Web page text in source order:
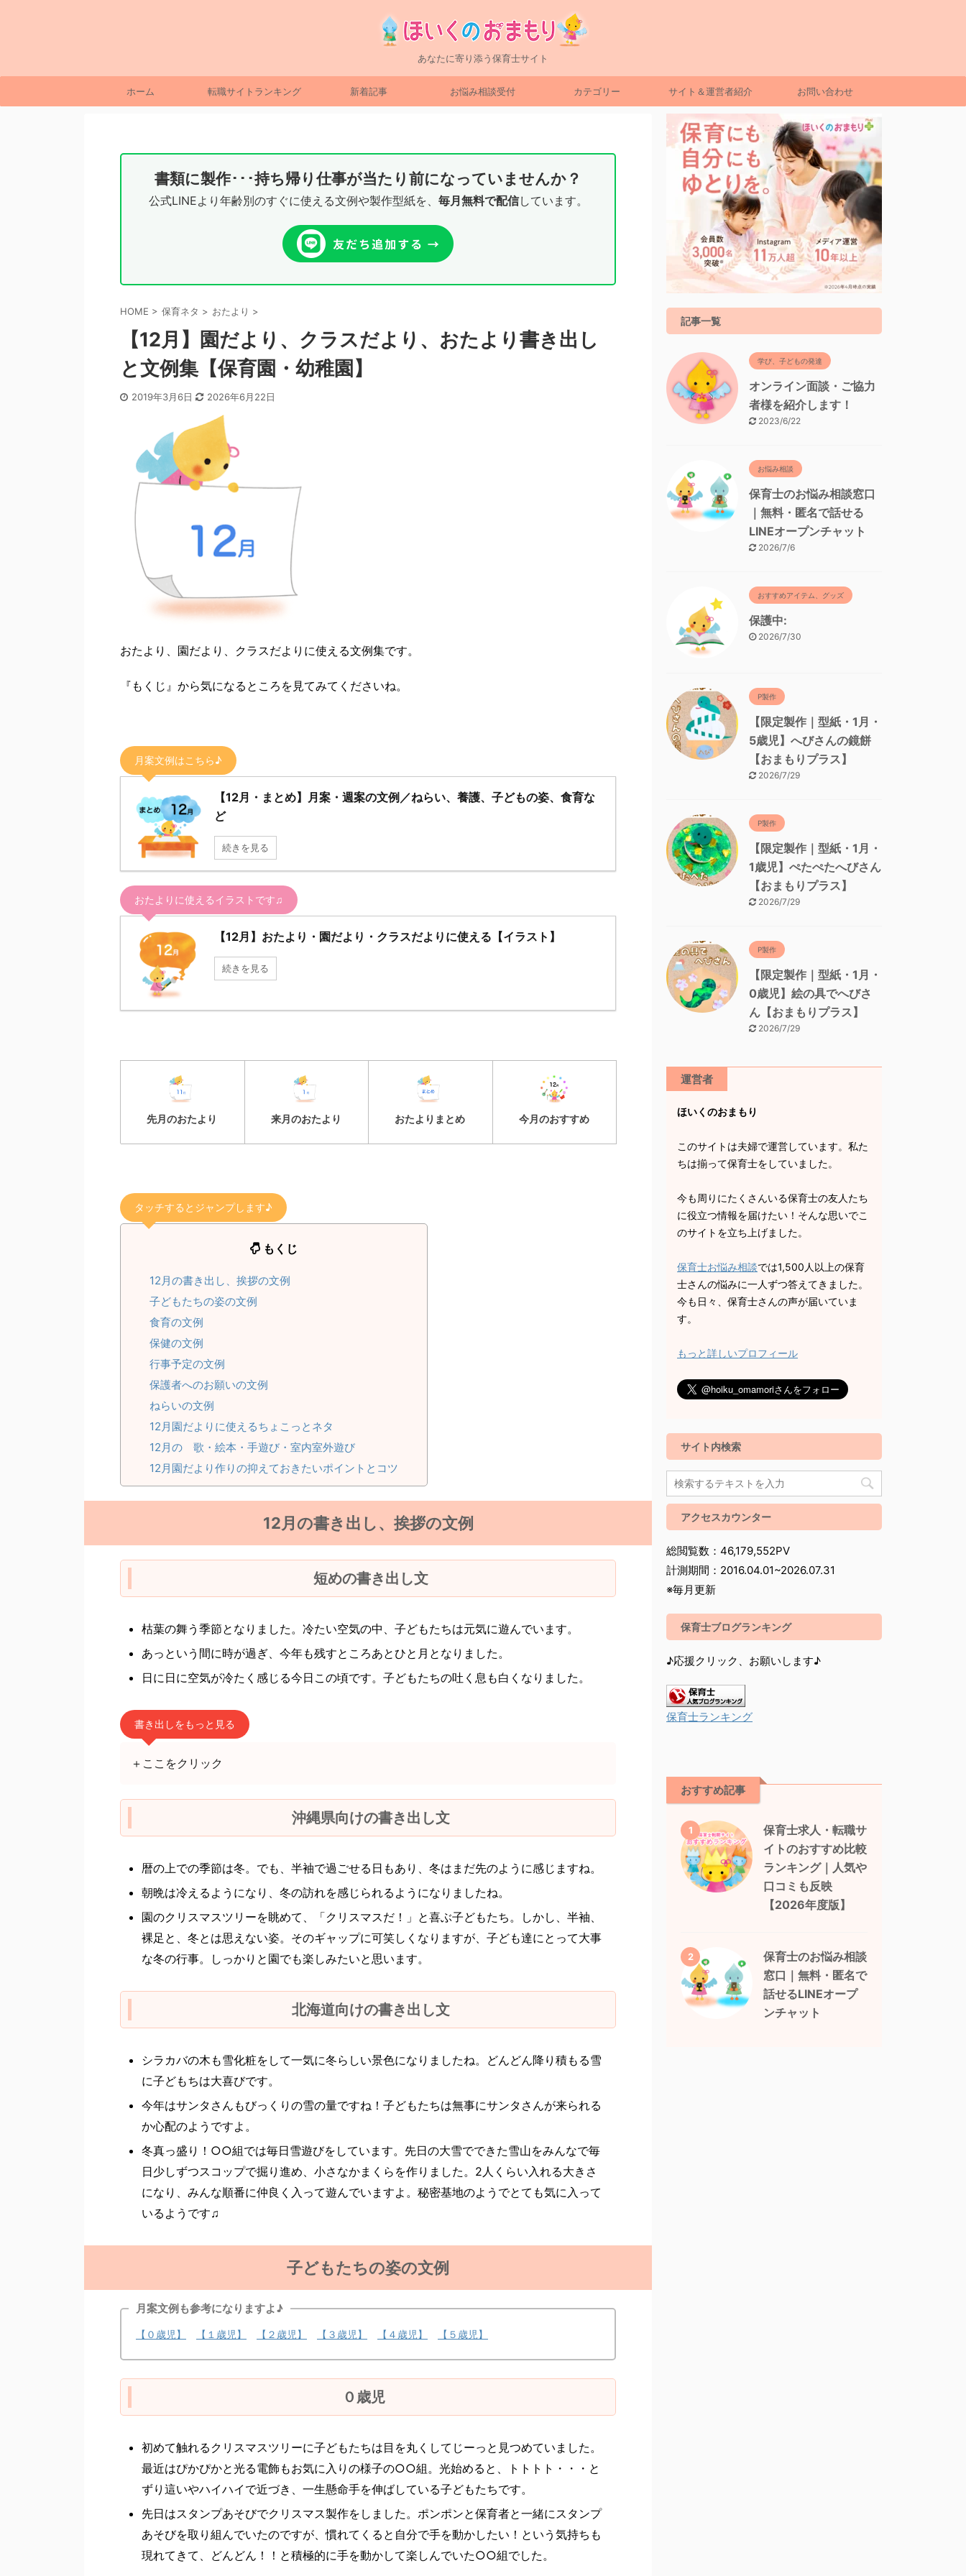
あなたに寄り添う保育士サイト
ホーム 転職サイトランキング 新着記事 お悩み相談受付 カテゴリー サイト＆運営者紹介 お問い合わせ
書類に製作･･･持ち帰り仕事が当たり前になっていませんか？
公式LINEより年齢別のすぐに使える文例や製作型紙を、 毎月無料で配信しています。
HOME > 保育ネタ > おたより >
【12月】園だより、クラスだより、おたより書き出し
と文例集【保育園・幼稚園】
2019年3月6日 2026年6月22日
おたより、園だより、クラスだよりに使える文例集です。
『もくじ』から気になるところを見てみてくださいね。
月案文例はこちら♪
【12月・まとめ】月案・週案の文例／ねらい、養護、子どもの姿、食育な
ど
続きを見る
おたよりに使えるイラストです♫
【12月】おたより・園だより・クラスだよりに使える【イラスト】
続きを見る
先月のおたより 来月のおたより おたよりまとめ 今月のおすすめ
タッチするとジャンプします♪
もくじ
12月の書き出し、挨拶の文例
子どもたちの姿の文例
食育の文例
保健の文例
行事予定の文例
保護者へのお願いの文例
ねらいの文例
12月園だよりに使えるちょこっとネタ
12月の 歌・絵本・手遊び・室内室外遊び
12月園だより作りの抑えておきたいポイントとコツ
12月の書き出し、挨拶の文例
短めの書き出し文
枯葉の舞う季節となりました。冷たい空気の中、子どもたちは元気に遊んでいます。
あっという間に時が過ぎ、今年も残すところあとひと月となりました。
日に日に空気が冷たく感じる今日この頃です。子どもたちの吐く息も白くなりました。
書き出しをもっと見る
＋ここをクリック
沖縄県向けの書き出し文
暦の上での季節は冬。でも、半袖で過ごせる日もあり、冬はまだ先のように感じますね。
朝晩は冷えるようになり、冬の訪れを感じられるようになりましたね。
園のクリスマスツリーを眺めて、「クリスマスだ！」と喜ぶ子どもたち。しかし、半袖、
裸足と、冬とは思えない姿。そのギャップに可笑しくなりますが、子ども達にとって大事
な冬の行事。しっかりと園でも楽しみたいと思います。
北海道向けの書き出し文
シラカバの木も雪化粧をして一気に冬らしい景色になりましたね。どんどん降り積もる雪
に子どもちは大喜びです。
今年はサンタさんもびっくりの雪の量ですね！子どもたちは無事にサンタさんが来られる
か心配のようですよ。
冬真っ盛り！○○組では毎日雪遊びをしています。先日の大雪でできた雪山をみんなで毎
日少しずつスコップで掘り進め、小さなかまくらを作りました。2人くらい入れる大きさ
になり、みんな順番に仲良く入って遊んでいますよ。秘密基地のようでとても気に入って
いるようです♫
子どもたちの姿の文例
月案文例も参考になりますよ♪
【０歳児】 【１歳児】 【２歳児】 【３歳児】 【４歳児】 【５歳児】
０歳児
初めて触れるクリスマスツリーに子どもたちは目を丸くしてじーっと見つめていました。
最近はぴかぴかと光る電飾もお気に入りの様子の○○組。光始めると、トトトト・・・と
ずり這いやハイハイで近づき、一生懸命手を伸ばしている子どもたちです。
先日はスタンプあそびでクリスマス製作をしました。ポンポンと保育者と一緒にスタンプ
あそびを取り組んでいたのですが、慣れてくると自分で手を動かしたい！という気持ちも
現れてきて、どんどん！！と積極的に手を動かして楽しんでいた○○組でした。
記事一覧
学び、子どもの発達
オンライン面談・ご協力
者様を紹介します！
2023/6/22
お悩み相談
保育士のお悩み相談窓口
｜無料・匿名で話せる
LINEオープンチャット
2026/7/6
おすすめアイテム、グッズ
保護中:
2026/7/30
P製作
【限定製作｜型紙・1月・
5歳児】へびさんの鏡餅
【おまもりプラス】
2026/7/29
P製作
【限定製作｜型紙・1月・
1歳児】ぺたぺたへびさん
【おまもりプラス】
2026/7/29
P製作
【限定製作｜型紙・1月・
0歳児】絵の具でへびさ
ん【おまもりプラス】
2026/7/29
運営者
ほいくのおまもり
このサイトは夫婦で運営しています。私た
ちは揃って保育士をしていました。
今も周りにたくさんいる保育士の友人たち
に役立つ情報を届けたい！そんな思いでこ
のサイトを立ち上げました。
保育士お悩み相談では1,500人以上の保育
士さんの悩みに一人ずつ答えてきました。
今も日々、保育士さんの声が届いていま
す。
もっと詳しいプロフィール
サイト内検索
アクセスカウンター
総閲覧数：46,179,552PV
計測期間：2016.04.01~2026.07.31
※毎月更新
保育士ブログランキング
♪応援クリック、お願いします♪
保育士ランキング
おすすめ記事
1
保育士求人・転職サ
イトのおすすめ比較
ランキング｜人気や
口コミも反映
【2026年度版】
2
保育士のお悩み相談
窓口｜無料・匿名で
話せるLINEオープ
ンチャット